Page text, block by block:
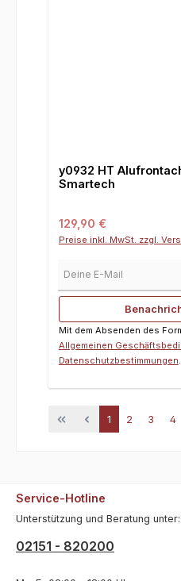
y0932 HT
Smartech
Regulärer Preis:
129,90 €
Preise inkl. MwSt. zzgl.
Mit dem Absenden des
Allgemeinen
Datenschutzbestimmungen.
Seite
1 Seite
2 Seite
3 4
Service-Hotline
Unterstützung und Beratung unter:
02151 - 820200